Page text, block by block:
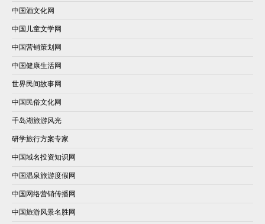
中国酒文化网
中国儿童文学网
中国营销策划网
中国健康生活网
世界民间故事网
中国民俗文化网
千岛湖旅游风光
研学旅行方案专家
中国域名投资知识网
中国温泉旅游度假网
中国网络营销传播网
中国旅游风景名胜网